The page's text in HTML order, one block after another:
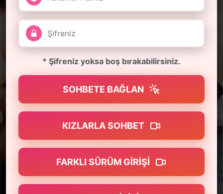
* Şifreniz yoksa boş bırakabilirsiniz.
SOHBETE BAĞLAN
KIZLARLA SOHBET
FARKLI SÜRÜM GIRIŞI